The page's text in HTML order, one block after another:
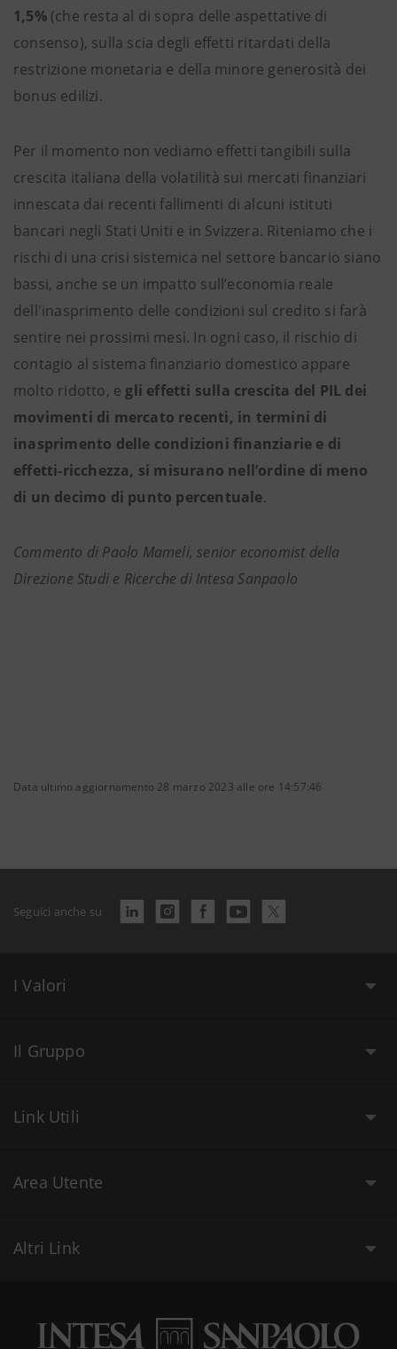
1,5% (che resta al di sopra delle aspettative di
consenso), sulla scia degli effetti ritardati della
restrizione monetaria e della minore generosità dei
bonus edilizi.
Per il momento non vediamo effetti tangibili sulla
crescita italiana della volatilità sui mercati finanziari
innescata dai recenti fallimenti di alcuni istituti
bancari negli Stati Uniti e in Svizzera. Riteniamo che i
rischi di una crisi sistemica nel settore bancario siano
bassi, anche se un impatto sull’economia reale
dell'inasprimento delle condizioni sul credito si farà
sentire nei prossimi mesi. In ogni caso, il rischio di
contagio al sistema finanziario domestico appare
molto ridotto, e gli effetti sulla crescita del PIL dei
movimenti di mercato recenti, in termini di
inasprimento delle condizioni finanziarie e di
effetti-ricchezza, si misurano nell’ordine di meno
di un decimo di punto percentuale.
Commento di Paolo Mameli, senior economist della
Direzione Studi e Ricerche di Intesa Sanpaolo
Data ultimo aggiornamento 28 marzo 2023 alle ore 14:57:46
Seguici anche su
I Valori
Il Gruppo
Link Utili
Area Utente
Altri Link